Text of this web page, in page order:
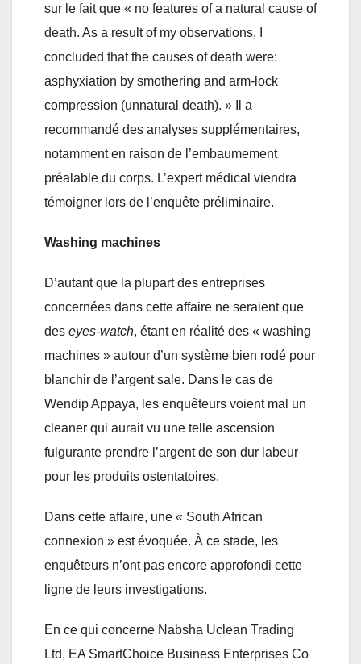
sur le fait que « no features of a natural cause of
death. As a result of my observations, I
concluded that the causes of death were:
asphyxiation by smothering and arm-lock
compression (unnatural death). » Il a
recommandé des analyses supplémentaires,
notamment en raison de l’embaumement
préalable du corps. L’expert médical viendra
témoigner lors de l’enquête préliminaire.
Washing machines
D’autant que la plupart des entreprises
concernées dans cette affaire ne seraient que
des eyes-watch, étant en réalité des « washing
machines » autour d’un système bien rodé pour
blanchir de l’argent sale. Dans le cas de
Wendip Appaya, les enquêteurs voient mal un
cleaner qui aurait vu une telle ascension
fulgurante prendre l’argent de son dur labeur
pour les produits ostentatoires.
Dans cette affaire, une « South African
connexion » est évoquée. À ce stade, les
enquêteurs n’ont pas encore approfondi cette
ligne de leurs investigations.
En ce qui concerne Nabsha Uclean Trading
Ltd, EA SmartChoice Business Enterprises Co